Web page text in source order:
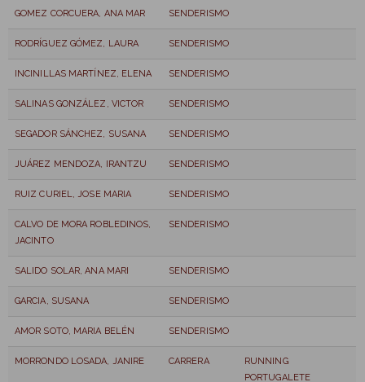
GOMEZ CORCUERA, ANA MAR SENDERISMO
RODRÍGUEZ GÓMEZ, LAURA SENDERISMO
INCINILLAS MARTÍNEZ, ELENA SENDERISMO
SALINAS GONZÁLEZ, VICTOR SENDERISMO
SEGADOR SÁNCHEZ, SUSANA SENDERISMO
JUÁREZ MENDOZA, IRANTZU SENDERISMO
RUIZ CURIEL, JOSE MARIA SENDERISMO
CALVO DE MORA ROBLEDINOS,
JACINTO
SENDERISMO
SALIDO SOLAR, ANA MARI SENDERISMO
GARCIA, SUSANA SENDERISMO
AMOR SOTO, MARIA BELÉN SENDERISMO
MORRONDO LOSADA, JANIRE CARRERA
RUNNING
PORTUGALETE